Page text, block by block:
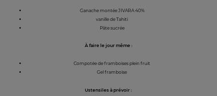
Ganache montée JIVARA 40%
vanille de Tahiti
Pâte sucrée
À faire le jour même :
Compotée de framboises plein fruit
Gel framboise
Ustensiles à prévoir :